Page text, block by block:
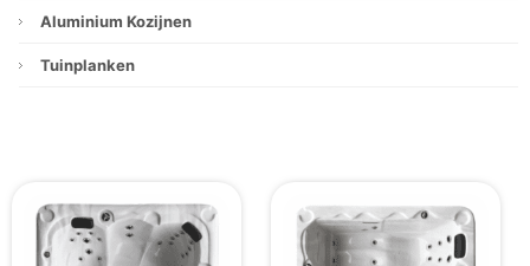
Aluminium Kozijnen
Tuinplanken